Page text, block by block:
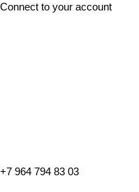
Connect to your account
+7 964 794 83 03